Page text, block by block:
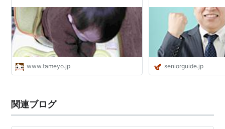
www.tameyo.jp seniorguide.jp
関連ブログ